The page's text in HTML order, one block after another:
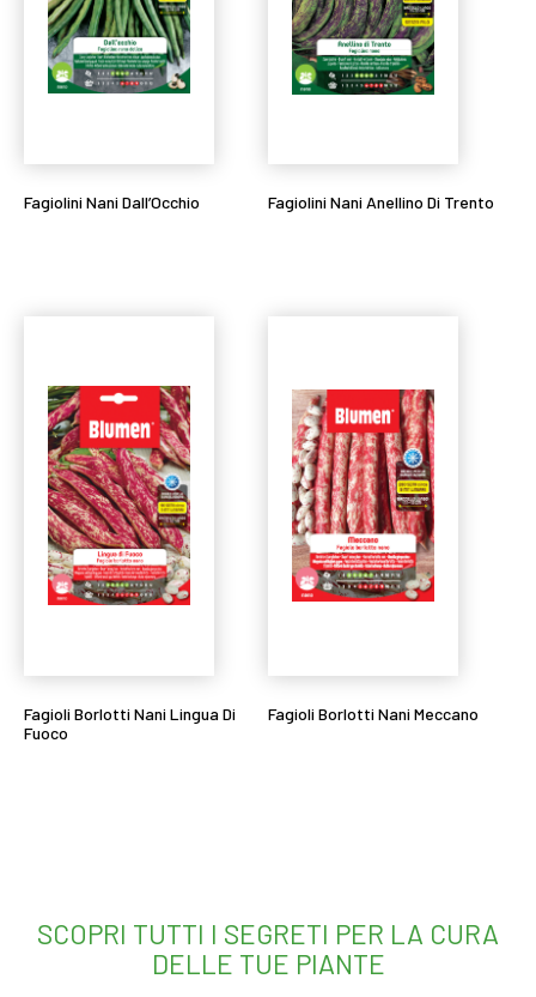
Fagiolini Nani Dall’Occhio Fagiolini Nani Anellino Di Trento
Fagioli Borlotti Nani Lingua Di
Fuoco
Fagioli Borlotti Nani Meccano
SCOPRI TUTTI I SEGRETI PER LA CURA
DELLE TUE PIANTE